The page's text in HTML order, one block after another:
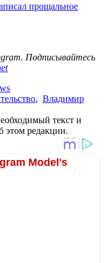
прощальное
Подписывайтесь
, Владимир
текст и
этом редакции.